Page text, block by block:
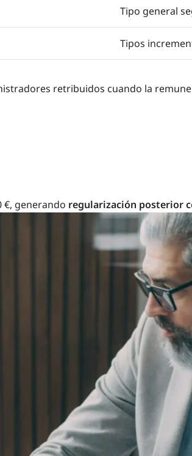
Tipo general
Tipos
retribuidos cuando la
€, generando regularización posterior